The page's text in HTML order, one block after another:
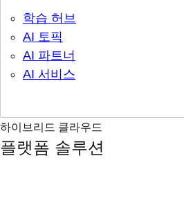
학습 허브
AI 토픽
AI 파트너
AI 서비스
하이브리드 클라우드
플랫폼 솔루션